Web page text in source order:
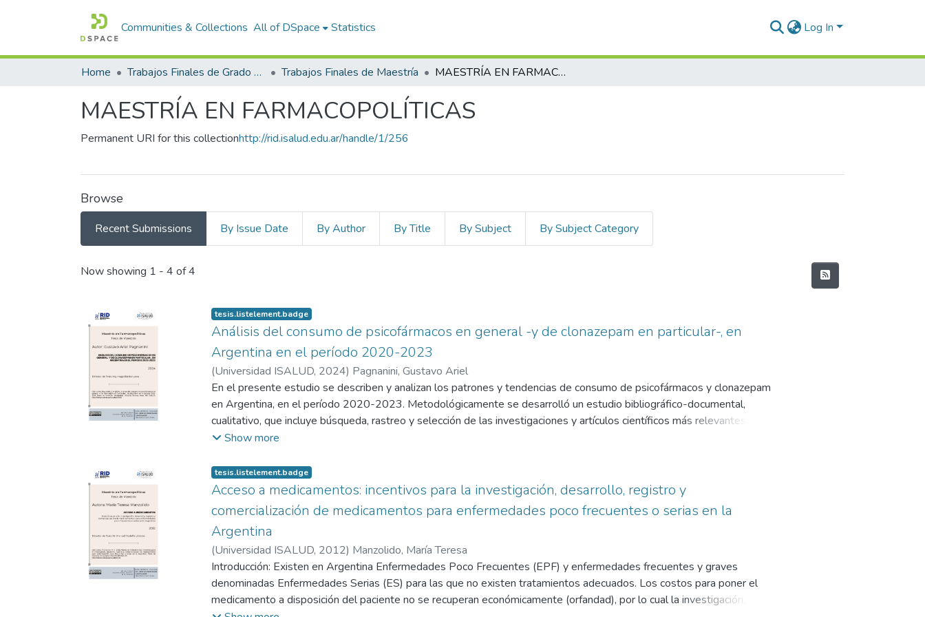
Communities & Collections All of DSpace Statistics Log In
Home Trabajos Finales de Grado y Posgrado Trabajos Finales de Maestría MAESTRÍA EN FARMACOPOLÍTICAS
MAESTRÍA EN FARMACOPOLÍTICAS
Permanent URI for this collectionhttp://rid.isalud.edu.ar/handle/1/256
Browse
Recent Submissions By Issue Date By Author By Title By Subject By Subject Category
Recent Submissions
Now showing 1 - 4 of 4
tesis.listelement.badge
Análisis del consumo de psicofármacos en general -y de clonazepam en particular-, en
Argentina en el período 2020-2023
(Universidad ISALUD, 2024) Pagnanini, Gustavo Ariel
En el presente estudio se describen y analizan los patrones y tendencias de consumo de psicofármacos y clonazepam
en Argentina, en el período 2020-2023. Metodológicamente se desarrolló un estudio bibliográfico-documental,
cualitativo, que incluye búsqueda, rastreo y selección de las investigaciones y artículos científicos más relevantes sobre
el consumo de psicofármacos en general, y de clonazepam en particular, en el período analizado. En efecto, la mayoría
se venía dando ya antes de la pandemia de Covid-19, potenciado por las diferentes situaciones de ansiedad e
incertidumbre que debieron atravesar las personas ante las cuarentenas y cierres de los comercios, y la virtualidad
como único medio de comunicación e interacción. Se concluye que si bien se han delineado algunos programas de
prevención y se han elaborado pautas para el consumo racional de medicamentos, es creciente la tendencia a la
farmacologización de los tratamientos en salud mental, y una fácil disposición de los médicos a recetar ciertos
psicofármacos, como es el caso del clonazepam. Finalmente, a nivel propositivo, teniendo en cuenta diferentes grupos
o subgrupos de riesgo, se exponen los aspectos más relevantes a considerar en la implementación de estrategias de
prevención y advertencias sobre los riesgos inherenes al consumo irracional de psicofármacos, que constituye una
amenaza no sólo a la salud, sino a la seguridad pública.
Show more
tesis.listelement.badge
Acceso a medicamentos: incentivos para la investigación, desarrollo, registro y
comercialización de medicamentos para enfermedades poco frecuentes o serias en la
Argentina
(Universidad ISALUD, 2012) Manzolido, María Teresa
Introducción: Existen en Argentina Enfermedades Poco Frecuentes (EPF) y enfermedades frecuentes y graves
denominadas Enfermedades Serias (ES) para las que no existen tratamientos adecuados. Los costos para poner el
medicamento a disposición del paciente no se recuperan económicamente (orfandad), por lo cual la investigación,